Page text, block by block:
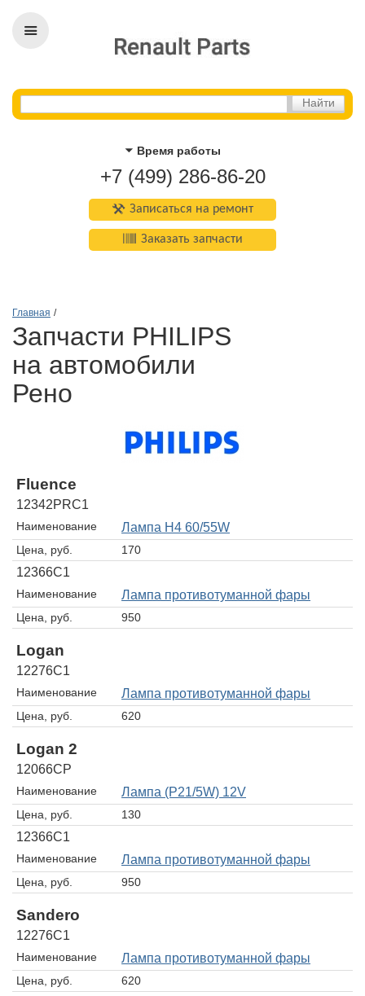
Время работы
+7 (499) 286-86-20
Записаться на ремонт
Заказать запчасти
Главная /
Запчасти PHILIPS
на автомобили
Рено
Fluence
12342PRC1
Наименование Лампа H4 60/55W
Цена, руб. 170
12366C1
Наименование Лампа противотуманной фары
Цена, руб. 950
Logan
12276C1
Наименование Лампа противотуманной фары
Цена, руб. 620
Logan 2
12066CP
Наименование Лампа (P21/5W) 12V
Цена, руб. 130
12366C1
Наименование Лампа противотуманной фары
Цена, руб. 950
Sandero
12276C1
Наименование Лампа противотуманной фары
Цена, руб. 620